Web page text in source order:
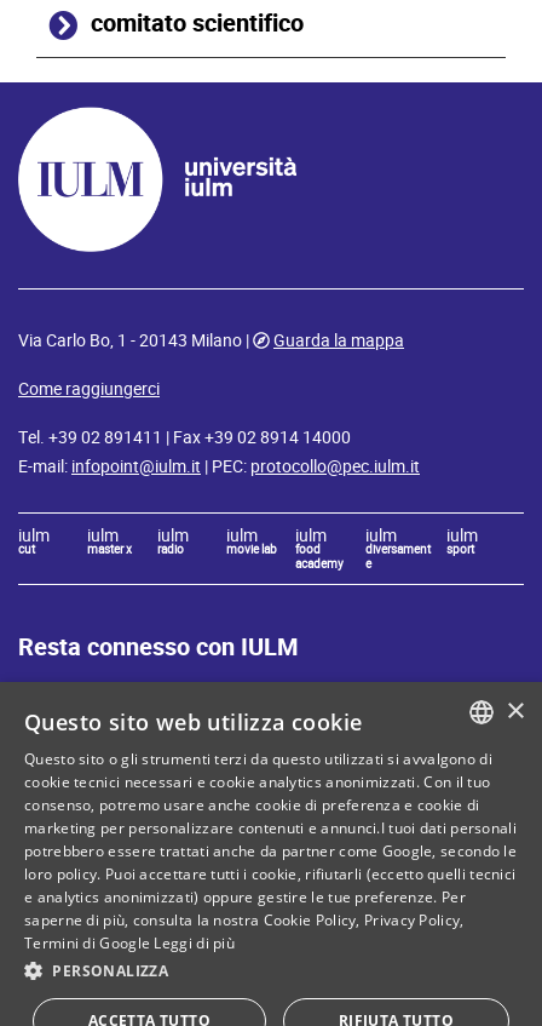
comitato scientifico
Via Carlo Bo, 1 - 20143 Milano |
Guarda la mappa
Come raggiungerci
Tel. +39 02 891411 | Fax +39 02 8914 14000
E-mail: infopoint@iulm.it | PEC: protocollo@pec.iulm.it
iulm
cut
iulm
master x
iulm
radio
iulm
movie lab
iulm
food
academy
iulm
diversament
e
iulm
sport
Resta connesso con IULM
Mappa del sito
Privacy policy
Cookie Policy
Note legali
Contatti
C. Fiscale: 80071270153
ITALIAN
ENGLISH
×
Questo sito web utilizza cookie
Questo sito o gli strumenti terzi da questo utilizzati si avvalgono di
cookie tecnici necessari e cookie analytics anonimizzati. Con il tuo
consenso, potremo usare anche cookie di preferenza e cookie di
marketing per personalizzare contenuti e annunci.I tuoi dati personali
potrebbero essere trattati anche da partner come Google, secondo le
loro policy. Puoi accettare tutti i cookie, rifiutarli (eccetto quelli tecnici
e analytics anonimizzati) oppure gestire le tue preferenze. Per
saperne di più, consulta la nostra Cookie Policy, Privacy Policy,
Termini di Google Leggi di più
PERSONALIZZA
ACCETTA TUTTO RIFIUTA TUTTO